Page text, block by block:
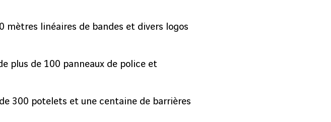
mètres linéaires de bandes et divers logos
plus de 100 panneaux de police et
300 potelets et une centaine de barrières